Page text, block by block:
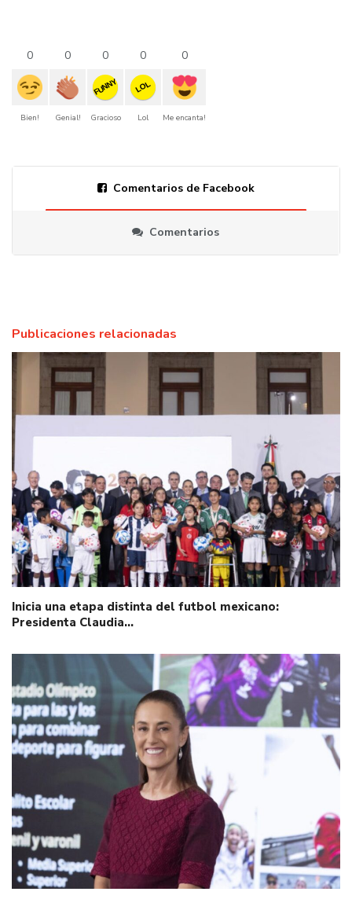
0
Bien!
0
Genial!
0
FUNNY
Gracioso
0
LOL
Lol
0
Me encanta!
Comentarios de Facebook
Comentarios
Publicaciones relacionadas
Inicia una etapa distinta del futbol mexicano:
Presidenta Claudia…